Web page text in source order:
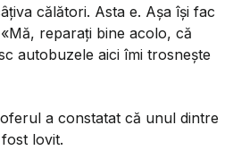
călători. Asta e. Așa își fac
reparați bine acolo, că
autobuzele aici îmi trosnește
a constatat că unul dintre
lovit.